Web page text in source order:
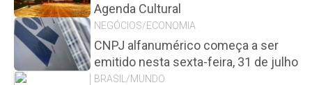
Agenda Cultural
NEGÓCIOS/ECONOMIA
CNPJ alfanumérico começa a ser
emitido nesta sexta-feira, 31 de julho
BRASIL/MUNDO